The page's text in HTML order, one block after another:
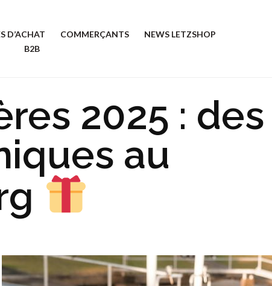
D’ACHAT COMMERÇANTS
NEWS LETZSHOP
B2B
2025 :
au